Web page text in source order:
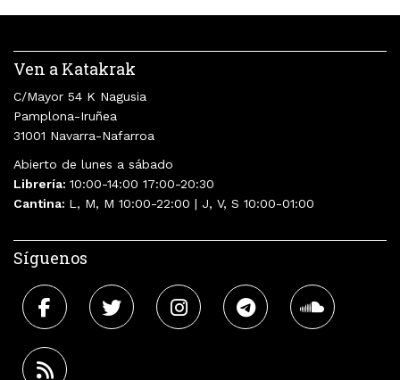
Ven a Katakrak
C/Mayor 54 K Nagusia
Pamplona-Iruñea
31001 Navarra-Nafarroa
Abierto de lunes a sábado
Librería: 10:00-14:00 17:00-20:30
Cantina: L, M, M 10:00-22:00 | J, V, S 10:00-01:00
Síguenos